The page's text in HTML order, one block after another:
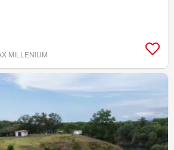
MILLENIUM